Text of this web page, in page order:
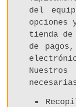
del
opciones
tienda
de